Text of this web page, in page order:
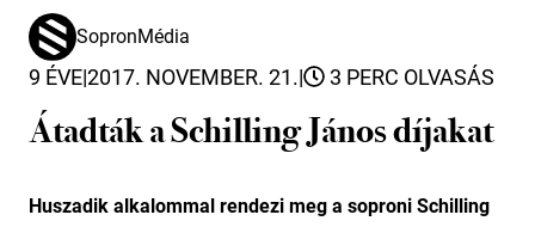
SopronMédia
9 ÉVE|2017. NOVEMBER. 21.| 3 PERC OLVASÁS
Átadták a Schilling János díjakat
Huszadik alkalommal rendezi meg a soproni Schilling